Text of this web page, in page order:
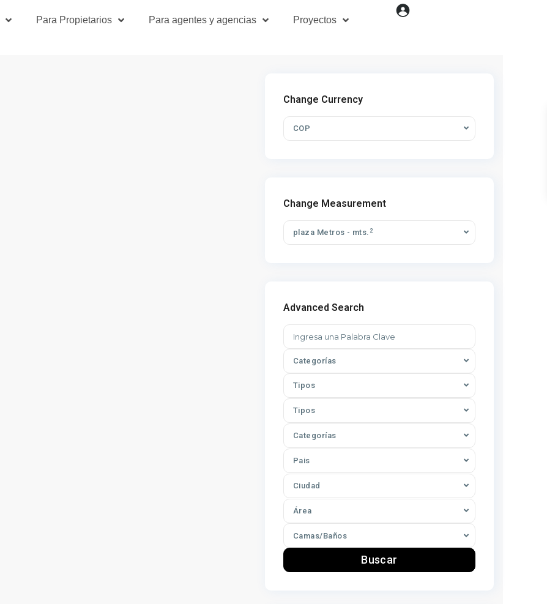
Para Propietarios Para agentes y agencias Proyectos
Change Currency
COP
Change Measurement
plaza Metros - mts. 2
Advanced Search
Categorías
Tipos
Tipos
Categorías
Pais
Ciudad
Área
Camas/Baños
Buscar